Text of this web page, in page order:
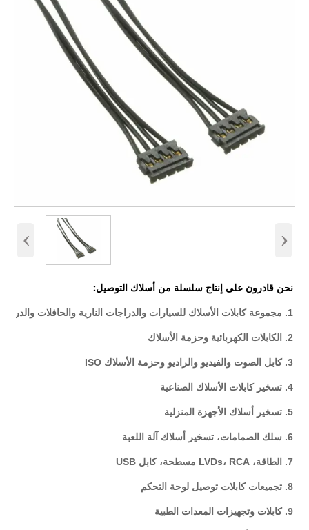
‹ ›
نحن قادرون على إنتاج سلسلة من أسلاك التوصيل:
1. مجموعة كابلات الأسلاك للسيارات والدراجات النارية والحافلات والدراجات والشاحنات
2. الكابلات الكهربائية وحزمة الأسلاك
3. كابل الصوت والفيديو والراديو وحزمة الأسلاك ISO
4. تسخير كابلات الأسلاك الصناعية
5. تسخير أسلاك الأجهزة المنزلية
6. سلك الصمامات، تسخير أسلاك آلة اللعبة
7. الطاقة، LVDs، RCA مسطحة، كابل USB
8. تجميعات كابلات توصيل لوحة التحكم
9. كابلات وتجهيزات المعدات الطبية